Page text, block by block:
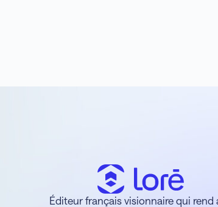
Éditeur français visionnaire qui rend